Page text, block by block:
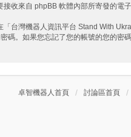
收來自 phpBB 軟體內部所寄發的電子
台灣機器人資訊平台 Stand With
。如果您忘記了您的帳號的您的密
卓智機器人首頁 討論區首頁